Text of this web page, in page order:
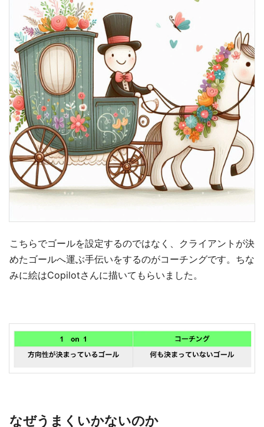
こちらでゴールを設定するのではなく、クライアントが決
めたゴールへ運ぶ手伝いをするのがコーチングです。ちな
みに絵はCopilotさんに描いてもらいました。
なぜうまくいかないのか